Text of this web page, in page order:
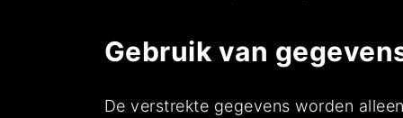
Gebruik van
De verstrekte gegevens worden